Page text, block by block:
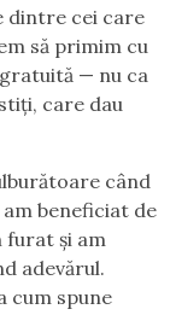
dintre cei care
să primim cu
— nu ca
care dau
când
beneficiat de
furat și am
adevărul.
cum spune